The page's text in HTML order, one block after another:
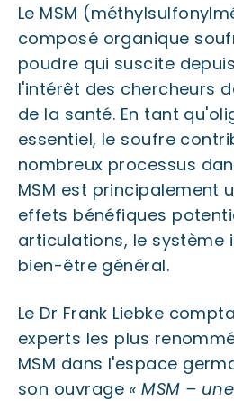
Le MSM
composé organique
poudre qui suscite
l'intérêt des chercheurs
de la santé. En tant
essentiel, le soufre
nombreux processus
MSM est principalement
effets bénéfiques
articulations, le système
bien-être général.
Le Dr Frank Liebke
experts les plus
MSM dans l'espace
son ouvrage « MSM –